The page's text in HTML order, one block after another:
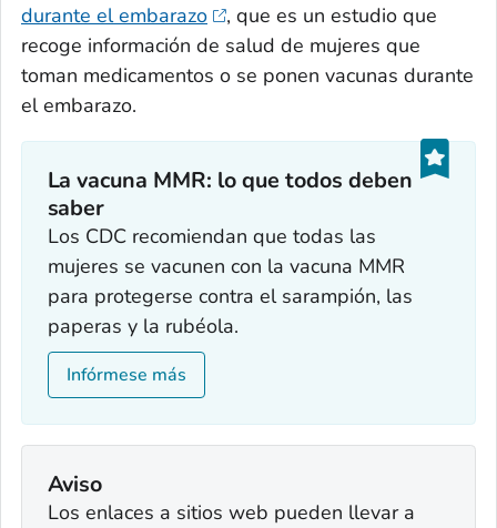
durante el embarazo
, que es un estudio que
recoge información de salud de mujeres que
toman medicamentos o se ponen vacunas durante
el embarazo.
La vacuna MMR: lo que todos deben
saber
Los CDC recomiendan que todas las
mujeres se vacunen con la vacuna MMR
para protegerse contra el sarampión, las
paperas y la rubéola.
Infórmese más
Aviso
Los enlaces a sitios web pueden llevar a